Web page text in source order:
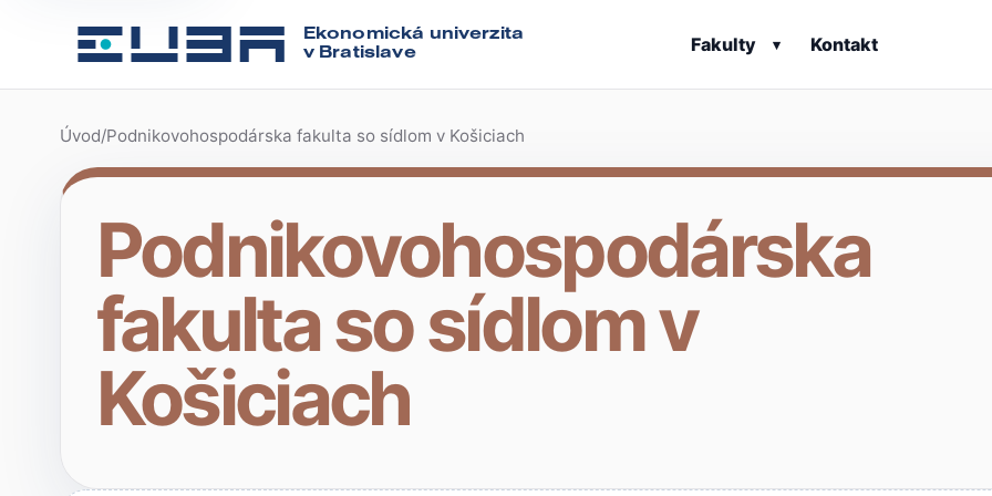
Ekonomická univerzita
v Bratislave
Fakulty ▾ Kontakt
Úvod/Podnikovohospodárska fakulta so sídlom v Košiciach
Podnikovohospodárska
fakulta so sídlom v
Košiciach